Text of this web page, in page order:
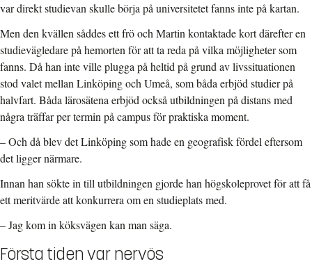
var direkt studievan skulle börja på universitetet fanns inte på kartan.
Men den kvällen såddes ett frö och Martin kontaktade kort därefter en
studievägledare på hemorten för att ta reda på vilka möjligheter som
fanns. Då han inte ville plugga på heltid på grund av livssituationen
stod valet mellan Linköping och Umeå, som båda erbjöd studier på
halvfart. Båda lärosätena erbjöd också utbildningen på distans med
några träffar per termin på campus för praktiska moment.
–Och då blev det Linköping som hade en geografisk fördel eftersom
det ligger närmare.
Innan han sökte in till utbildningen gjorde han högskoleprovet för att få
ett meritvärde att konkurrera om en studieplats med.
–Jag kom in köksvägen kan man säga.
Första tiden var nervös